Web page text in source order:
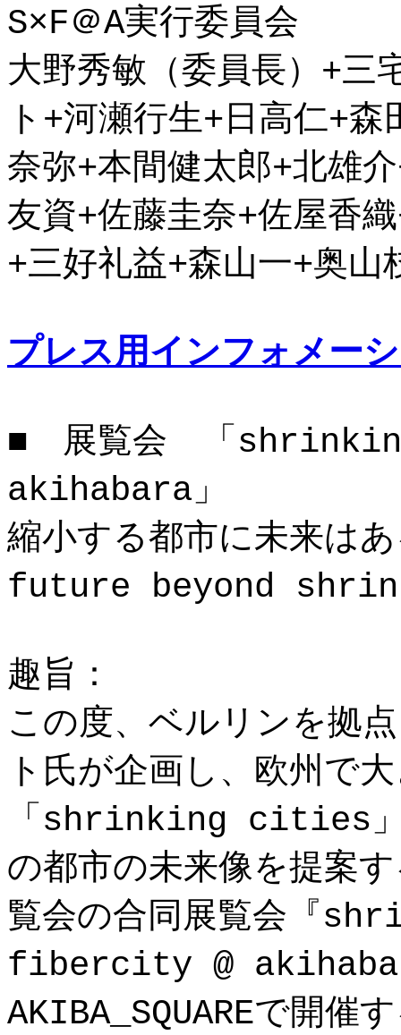
S×F＠A実行委員会
大野秀敏（委員長）+三
ト+河瀬行生+日高仁+
奈弥+本間健太郎+北雄
友資+佐藤圭奈+佐屋香
+三好礼益+森山一+奥山
プレス用インフォメー
■ 展覧会 「
akihabara」
縮小する都市に未来
future beyond
趣旨：
この度、ベルリンを拠
ト氏が企画し、欧州で
「shrinking cities」
の都市の未来像を提
覧会の合同展覧会『
fibercity @
AKIBA_SQUAREで開催